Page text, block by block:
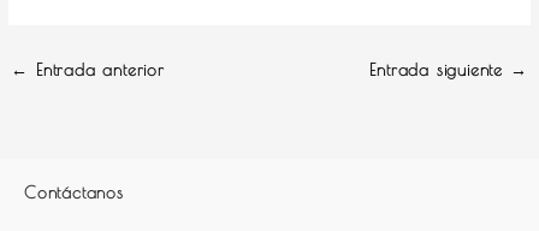
← Entrada anterior Entrada siguiente →
Contáctanos